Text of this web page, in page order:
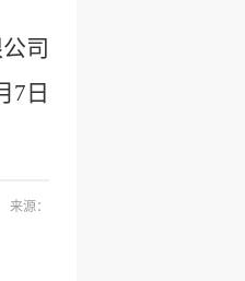
司
7日
来源：